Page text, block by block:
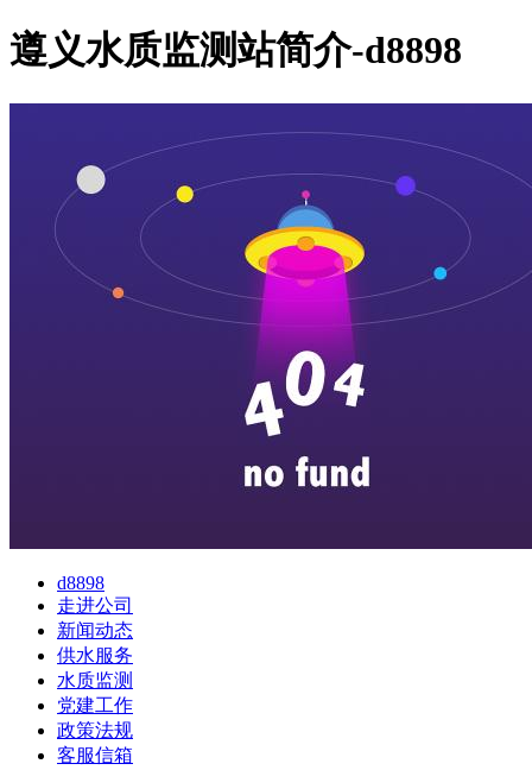
遵义水质监测站简介-d8898
d8898
走进公司
新闻动态
供水服务
水质监测
党建工作
政策法规
客服信箱